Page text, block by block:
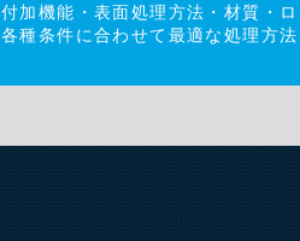
付加機能・表面処理方法・材質・
各種条件に合わせて最適な処理方法